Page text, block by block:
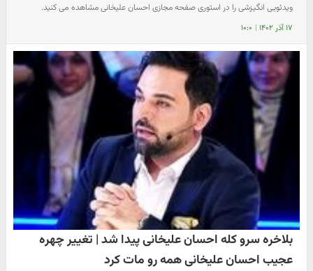
ویدئویی انگیزشی را در استوری صفحه مجازی احسان علیخانی مشاهده می کنید.
۱۷ آذر ۱۴۰۲ | ۱۰:۰
بلاخره سرو کله احسان علیخانی پیدا شد | تغییر چهره
عجیب احسان علیخانی همه رو مات کرد